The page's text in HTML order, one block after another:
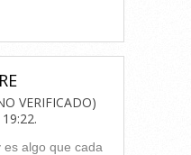
VERIFICADO)
.
es algo que cada